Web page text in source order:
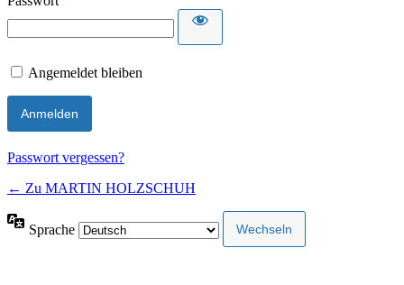
Angemeldet bleiben
Passwort vergessen?
← Zu MARTIN HOLZSCHUH
Sprache